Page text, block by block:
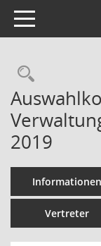
Toggle navigation
2019
Informationen
Vertreter